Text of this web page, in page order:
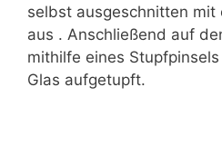
selbst ausgeschnitten mit
aus . Anschließend auf
mithilfe eines
Glas aufgetupft.